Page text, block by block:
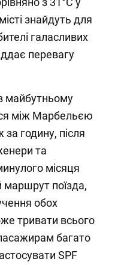
знайдуть для
галасливих
перевагу
майбутньому
між Марбельєю
годину, після
та
місяця
маршрут поїзда,
обох
тривати всього
багато
SPF